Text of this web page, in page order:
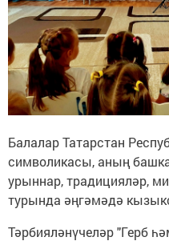
Балалар Татарстан
символикасы, аның
урыннар, традицияләр,
турында әңгәмәдә
Тәрбияләнүчеләр "Герб